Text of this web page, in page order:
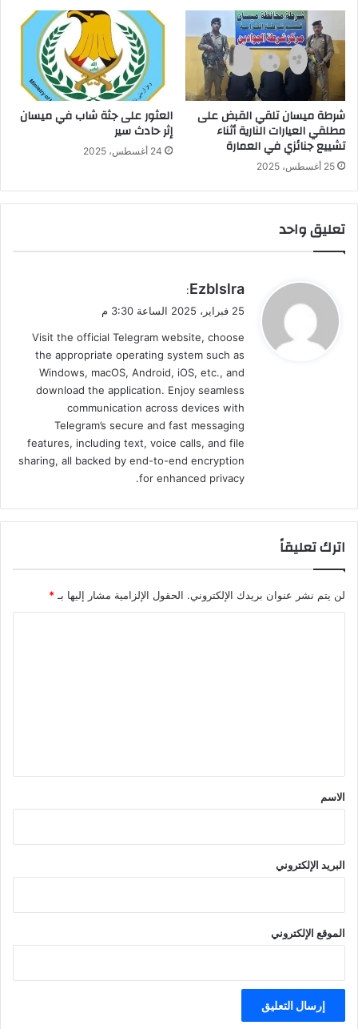
شرطة ميسان تلقي القبض على
مطلقي العيارات النارية أثناء
تشييع جنائزي في العمارة
25 أغسطس، 2025
العثور على جثة شاب في ميسان
إثر حادث سير
24 أغسطس، 2025
تعليق واحد
ي
ق
ل
Ezblslra
:
25 فبراير، 2025 الساعة 3:30 م
Visit the official Telegram website, choose
the appropriate operating system such as
Windows, macOS, Android, iOS, etc., and
download the application. Enjoy seamless
communication across devices with
Telegram’s secure and fast messaging
features, including text, voice calls, and file
sharing, all backed by end-to-end encryption
for enhanced privacy.
اترك تعليقاً
لن يتم نشر عنوان بريدك الإلكتروني. الحقول الإلزامية مشار إليها بـ*
*
الاسم
البريد الإلكتروني
الموقع الإلكتروني